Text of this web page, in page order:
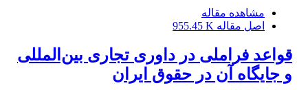
مشاهده مقاله
اصل مقاله 955.45 K
قواعد فراملی در داوری تجاری بین‌المللی
و جایگاه آن در حقوق ایران